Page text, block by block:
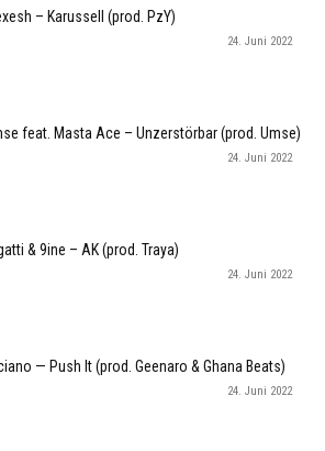
– Karussell (prod. PzY)
24. Juni 2022
feat. Masta Ace – Unzerstörbar (prod. Umse)
24. Juni 2022
& 9ine – AK (prod. Traya)
24. Juni 2022
— Push It (prod. Geenaro & Ghana Beats)
24. Juni 2022